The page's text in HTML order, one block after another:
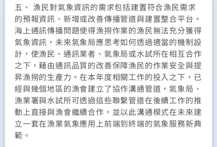
五、 漁民對氣象資訊的需求包括建置符合漁民需求
的預報資訊、新增或改善傳播管道與建置整合平台。
海上通訊傳播問題使得漁撈作業的漁民無法充分獲得
氣象資訊，未來氣象局應思考如何透過適當的機制設
計，使漁民、通訊業者、氣象局或水試所在相互合作
之下，藉由通訊品質的改善保障漁民的作業安全與提
昇漁撈的生產力。在本年度相關工作的投入之下，已
經與幾個地區的漁會建立了協作溝通管道，氣象局、
漁業署與水試所可透過這些聯繫管道在後續工作的推
動上直接與漁會繼續合作，並以此溝通模式在未來建
立一套在漁業氣象應用上前端到終端的氣象服務新典
範。